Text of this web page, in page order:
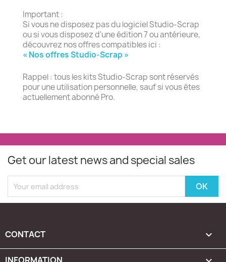
Important :
Si vous ne disposez pas du logiciel Studio-Scrap
ou si vous disposez d'une édition 7 ou antérieure,
découvrez nos offres compatibles ici :
« Nos offres Studio-Scrap »
Rappel : tous les kits Studio-Scrap sont réservés
pour une utilisation personnelle, sauf si vous êtes
actuellement abonné Pro.
Get our latest news and special sales
CONTACT 